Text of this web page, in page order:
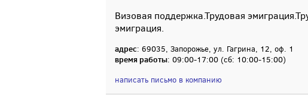
Визовая поддержка.Трудовая
эмиграция.
адрес: 69035, Запорожье, ул. Гагрина, 12, оф. 1
время работы: 09:00-17:00 (сб: 10:00-15:00)
написать письмо в компанию